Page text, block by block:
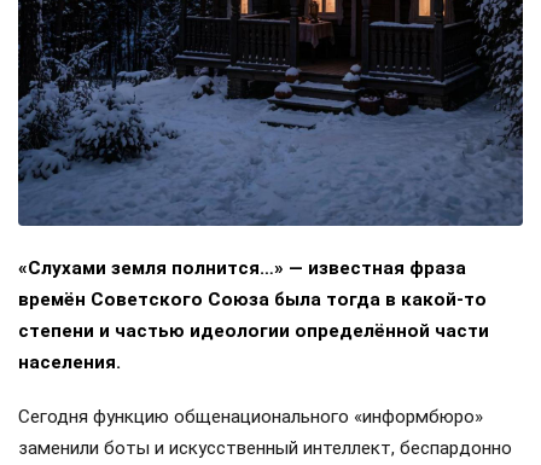
«Слухами земля полнится…» — известная фраза
времён Советского Союза была тогда в какой-то
степени и частью идеологии определённой части
населения.
Сегодня функцию общенационального «информбюро»
заменили боты и искусственный интеллект, беспардонно